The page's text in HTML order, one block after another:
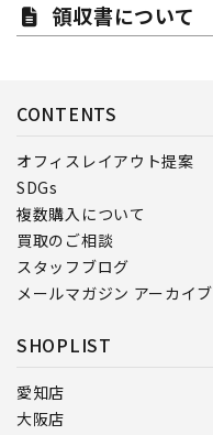
領収書について
CONTENTS
オフィスレイアウト提案
SDGs
複数購入について
買取のご相談
スタッフブログ
メールマガジン アーカイブ
SHOPLIST
愛知店
大阪店